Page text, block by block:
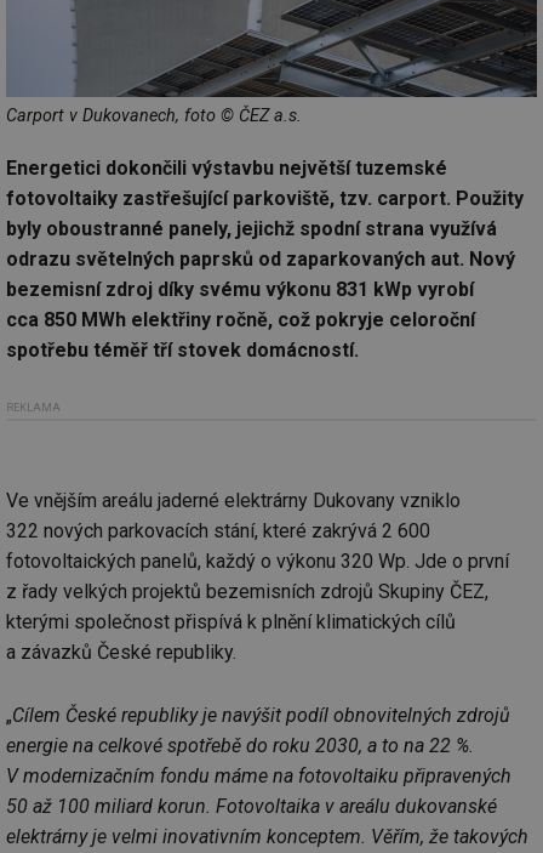
Carport v Dukovanech, foto © ČEZ a.s.
Energetici dokončili výstavbu největší tuzemské
fotovoltaiky zastřešující parkoviště, tzv. carport. Použity
byly oboustranné panely, jejichž spodní strana využívá
odrazu světelných paprsků od zaparkovaných aut. Nový
bezemisní zdroj díky svému výkonu 831 kWp vyrobí
cca 850 MWh elektřiny ročně, což pokryje celoroční
spotřebu téměř tří stovek domácností.
REKLAMA
Ve vnějším areálu jaderné elektrárny Dukovany vzniklo
322 nových parkovacích stání, které zakrývá 2 600
fotovoltaických panelů, každý o výkonu 320 Wp. Jde o první
z řady velkých projektů bezemisních zdrojů Skupiny ČEZ,
kterými společnost přispívá k plnění klimatických cílů
a závazků České republiky.
„Cílem České republiky je navýšit podíl obnovitelných zdrojů
energie na celkové spotřebě do roku 2030, a to na 22 %.
V modernizačním fondu máme na fotovoltaiku připravených
50 až 100 miliard korun. Fotovoltaika v areálu dukovanské
elektrárny je velmi inovativním konceptem. Věřím, že takových